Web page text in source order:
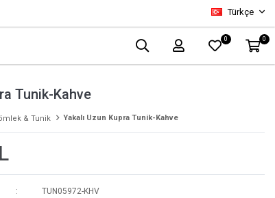
Türkçe
0 0
Tunik-Kahve
& Tunik Yakalı Uzun Kupra Tunik-Kahve
TUN05972-KHV